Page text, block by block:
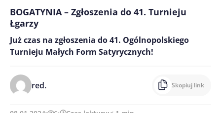
BOGATYNIA – Zgłoszenia do 41. Turnieju
Łgarzy
Już czas na zgłoszenia do 41. Ogólnopolskiego
Turnieju Małych Form Satyrycznych!
red. Skopiuj link